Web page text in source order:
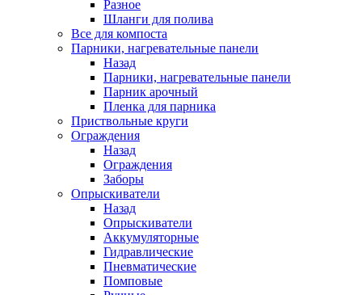
Разное
Шланги для полива
Все для компоста
Парники, нагревательные панели
Назад
Парники, нагревательные панели
Парник арочный
Пленка для парника
Приствольные круги
Ограждения
Назад
Ограждения
Заборы
Опрыскиватели
Назад
Опрыскиватели
Аккумуляторные
Гидравлические
Пневматические
Помповые